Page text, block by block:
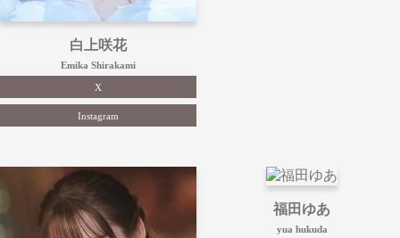
白上咲花
Emika Shirakami
X
Instagram
福田ゆあ
yua hukuda